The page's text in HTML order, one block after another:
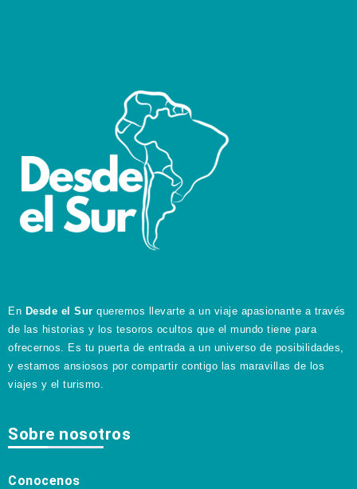
En Desde el Sur queremos llevarte a un viaje apasionante a través
de las historias y los tesoros ocultos que el mundo tiene para
ofrecernos. Es tu puerta de entrada a un universo de posibilidades,
y estamos ansiosos por compartir contigo las maravillas de los
viajes y el turismo.
Sobre nosotros
Conocenos